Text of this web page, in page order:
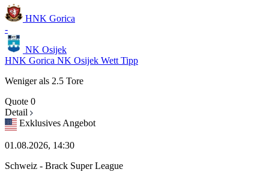
HNK Gorica
-
NK Osijek
HNK Gorica NK Osijek Wett Tipp
Weniger als 2.5 Tore
Quote 0
Detail
Exklusives Angebot
01.08.2026, 14:30
Schweiz - Brack Super League